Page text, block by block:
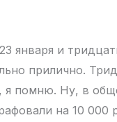
января и
прилично.
я помню. Ну, в
на 10 000